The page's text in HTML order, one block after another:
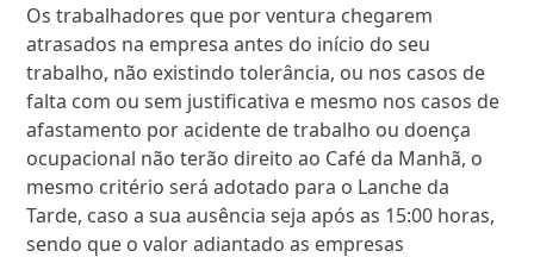
Os trabalhadores que por ventura chegarem
atrasados na empresa antes do início do seu
trabalho, não existindo tolerância, ou nos casos de
falta com ou sem justificativa e mesmo nos casos de
afastamento por acidente de trabalho ou doença
ocupacional não terão direito ao Café da Manhã, o
mesmo critério será adotado para o Lanche da
Tarde, caso a sua ausência seja após as 15:00 horas,
sendo que o valor adiantado as empresas